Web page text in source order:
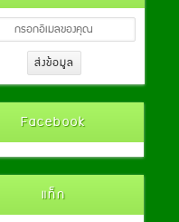
Facebook
แท็ก